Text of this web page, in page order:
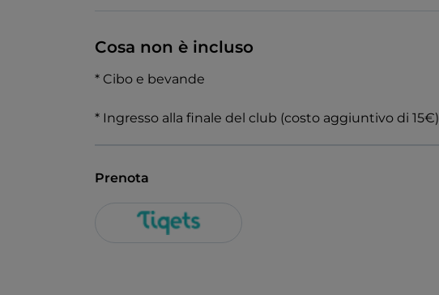
Cosa non è incluso
* Cibo e bevande
* Ingresso alla finale del club (costo aggiuntivo di 15€)
Prenota